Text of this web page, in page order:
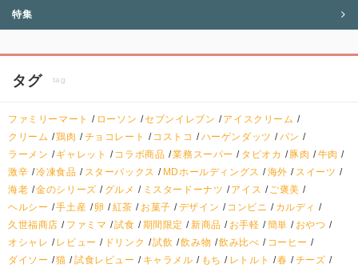
特集
タグ tag
ファミリーマート ローソン セブンイレブン
アイスクリーム
クリーム
鶏肉 チョコレート コストコ ハーゲンダッツ
パン
ラーメン
ギャレット コラボ商品 業務スーパー タピオカ 豚肉
牛肉
激辛 冷凍食品 スターバックス MDホールディングス 海外
スイーツ
海老 金のシリーズ グルメ ミスタードーナツ アイス
ご褒美
ヘルシー
手土産 卵 紅茶 お菓子 デザイン コンビニ
カルディ
久世福商店
ファミマ 試食 期間限定 新商品 お手軽 簡単
おやつ
オシャレ
レビュー ドリンク 試飲 飲み物 飲み比べ
コーヒー
ダイソー
猫 試食レビュー キャラメル もち レトルト 春
チーズ